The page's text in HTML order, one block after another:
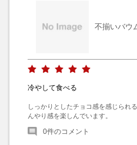
不揃いバウ
冷やして食べる
しっかりとしたチョコ感を感じられ
んやり感を楽しんでいます。
0件のコメント